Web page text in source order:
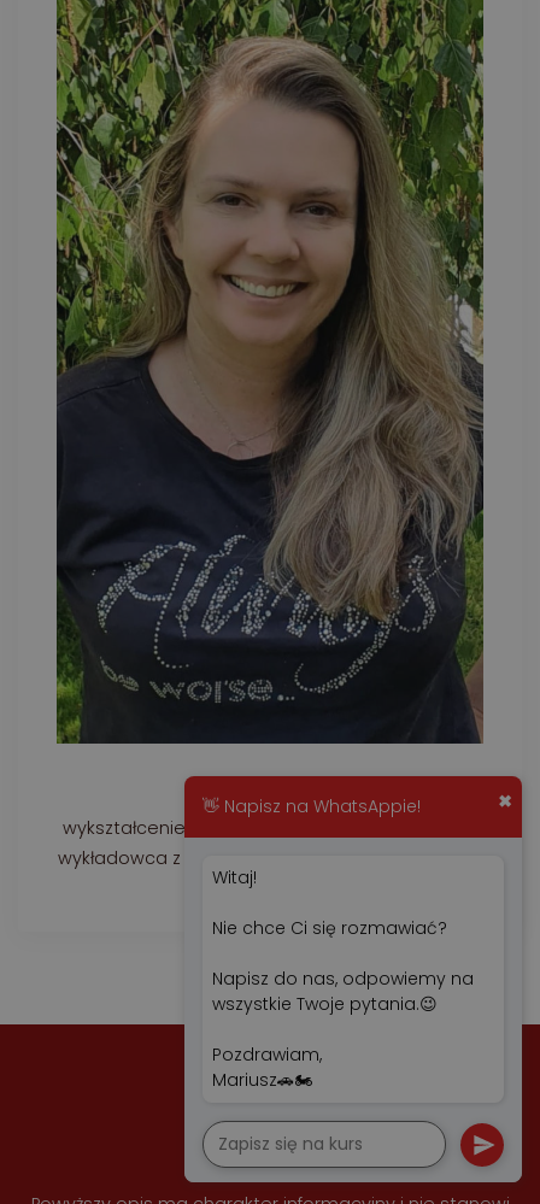
wykształcenie wyższe pedagogiczne, instruktor,
wykładowca z zakresu kategorii B, 20 lat praktyki.
👋 Napisz na WhatsAppie! ✖
Witaj!
Nie chce Ci się rozmawiać?
Napisz do nas, odpowiemy na
wszystkie Twoje pytania.😉
Pozdrawiam,
Mariusz🚗🏍